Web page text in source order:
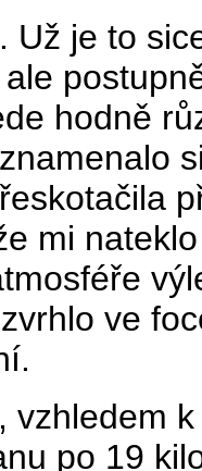
Už je to
hodně
mi
ve
vzhledem
po 19